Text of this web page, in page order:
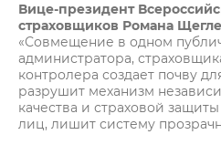
Вице-президент
страховщиков Романа
«Совмещение в одном
администратора,
контролера создает почву
разрушит механизм
качества и страховой
лиц, лишит систему